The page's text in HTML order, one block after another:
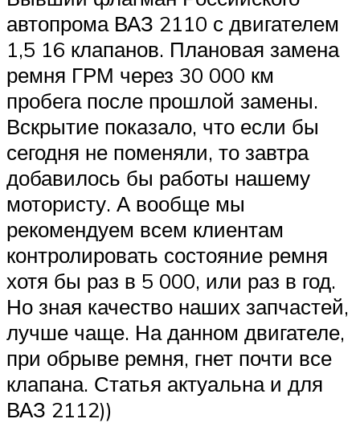
автопрома ВАЗ 2110 с двигателем
1,5 16 клапанов. Плановая замена
ремня ГРМ через 30 000 км
пробега после прошлой замены.
Вскрытие показало, что если бы
сегодня не поменяли, то завтра
добавилось бы работы нашему
мотористу. А вообще мы
рекомендуем всем клиентам
контролировать состояние ремня
хотя бы раз в 5 000, или раз в год.
Но зная качество наших запчастей,
лучше чаще. На данном двигателе,
при обрыве ремня, гнет почти все
клапана. Статья актуальна и для
ВАЗ 2112))